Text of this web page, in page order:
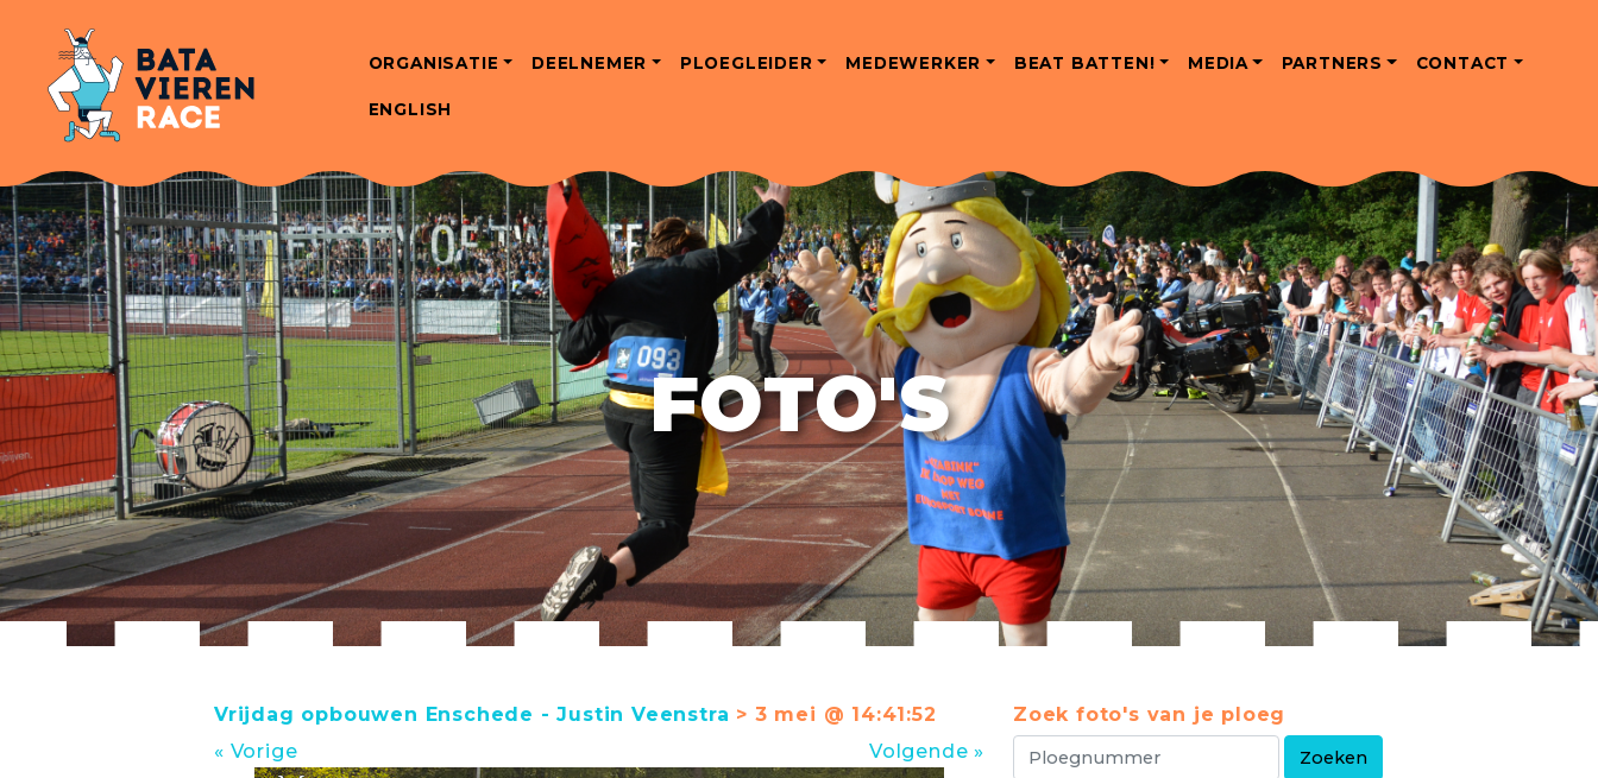
ORGANISATIE DEELNEMER PLOEGLEIDER MEDEWERKER BEAT BATTEN! MEDIA PARTNERS CONTACT
ENGLISH
FOTO'S
Vrijdag opbouwen Enschede - Justin Veenstra > 3 mei @ 14:41:52
« Vorige
Volgende »
Zoek foto's van je ploeg